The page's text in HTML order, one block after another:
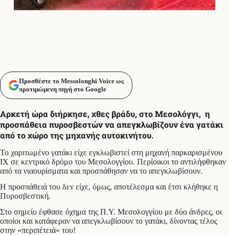
Προσθέστε το Messolonghi Voice ως
προτιμώμενη πηγή στο Google
Αρκετή ώρα διήρκησε, χθες βράδυ, στο Μεσολόγγι, η
προσπάθεια πυροσβεστών να απεγκλωβίζουν ένα γατάκι
από το χώρο της μηχανής αυτοκινήτου.
Το χαριτωμένο γατάκι είχε εγκλωβιστεί στη μηχανή παρκαρισμένου
ΙΧ σε κεντρικό δρόμο του Μεσολογγίου. Περίοικοι το αντιλήφθηκαν
από τα νιαουρίσματα και προσπάθησαν να το απεγκλωβίσουν.
Η προσπάθειά του δεν είχε, όμως, αποτέλεσμα και έτσι κλήθηκε η
Πυροσβεστική.
Στο σημείο έφθασε όχημα της Π.Υ. Μεσολογγίου με δύο άνδρες, οι
οποίοι και κατάφεραν να απεγκλωβίσουν το γατάκι, δίνοντας τέλος
στην «περιπέτειά» του!